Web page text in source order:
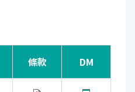
條款 DM